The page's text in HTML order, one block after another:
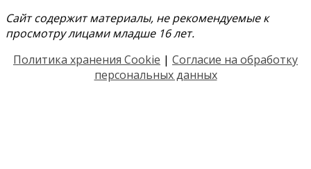
Сайт содержит материалы, не рекомендуемые к
просмотру лицами младше 16 лет.
Политика хранения Cookie | Согласие на обработку
персональных данных